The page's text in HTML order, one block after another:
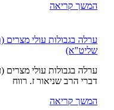
המשך קריאה
ערלה בגבולות עולי מצרים
שליט"א)
ערלה בגבולות עולי מצרים
דברי הרב שניאור ז. רווח
המשך קריאה